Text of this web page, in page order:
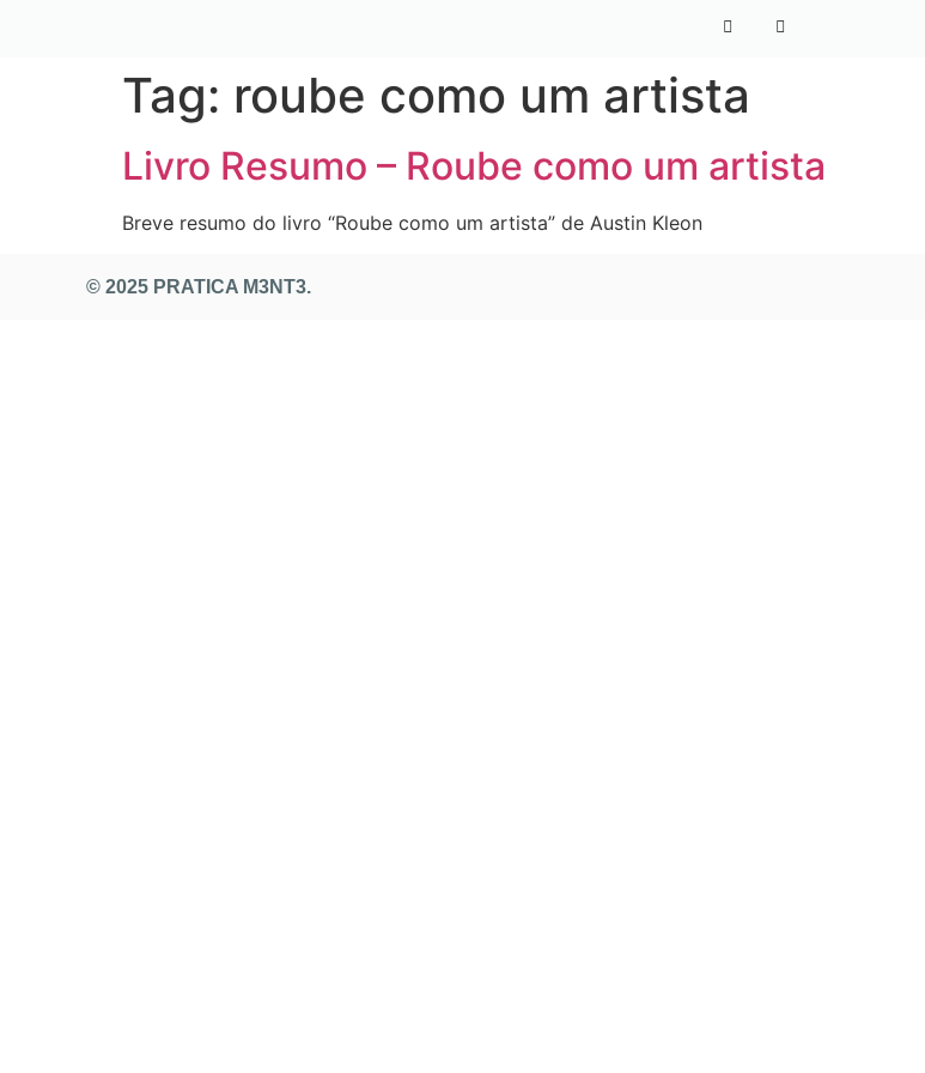
Tag: roube como um artista
Livro Resumo – Roube como um artista
Breve resumo do livro “Roube como um artista” de Austin Kleon
© 2025 PRATICA M3NT3.